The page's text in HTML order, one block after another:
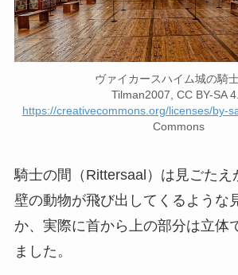
ヴァイカースハイム城の騎
Tilman2007, CC BY-SA
https://creativecommons.org/licenses/by-
Commons
騎士の間（Rittersaal）は見ごたえ
壁の動物が飛び出してくるような
か、実際に首から上の部分は立体
ました。